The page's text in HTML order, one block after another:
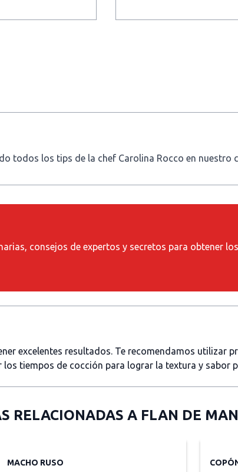
todos los tips de la chef Carolina Rocco en nuestro
consejos de expertos y secretos para obtener
excelentes resultados. Te recomendamos utilizar
tiempos de cocción para lograr la textura y sabor
RELACIONADAS A FLAN DE
MACHO RUSO